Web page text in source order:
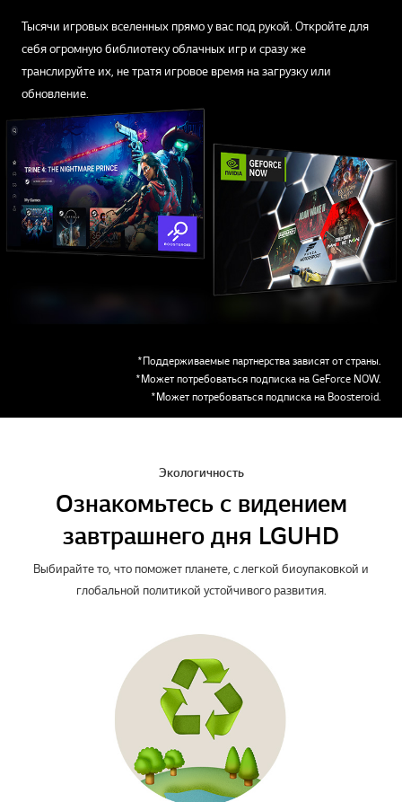
Тысячи игровых вселенных прямо у вас под рукой. Откройте для
себя огромную библиотеку облачных игр и сразу же
транслируйте их, не тратя игровое время на загрузку или
обновление.
*Поддерживаемые партнерства зависят от страны.
*Может потребоваться подписка на GeForce NOW.
*Может потребоваться подписка на Boosteroid.
Экологичность
Ознакомьтесь с видением
завтрашнего дня LG UHD
Выбирайте то, что поможет планете, с легкой биоупаковкой и
глобальной политикой устойчивого развития.